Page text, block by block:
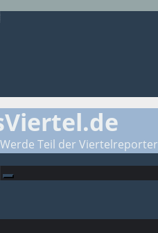
Teil der Viertelreporter